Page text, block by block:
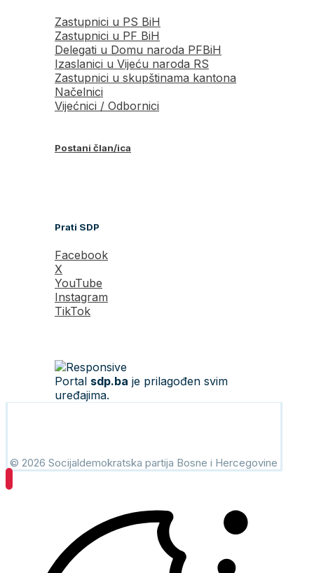
Zastupnici u PS BiH
Zastupnici u PF BiH
Delegati u Domu naroda PFBiH
Izaslanici u Vijeću naroda RS
Zastupnici u skupštinama kantona
Načelnici
Vijećnici / Odbornici
Postani član/ica
Prati SDP
Facebook
X
YouTube
Instagram
TikTok
Portal sdp.ba je prilagođen svim
uređajima.
© 2026 Socijaldemokratska partija Bosne i Hercegovine